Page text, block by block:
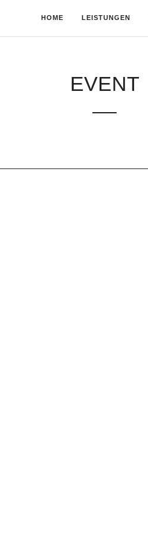
HOME LEISTUNGEN
EVENT